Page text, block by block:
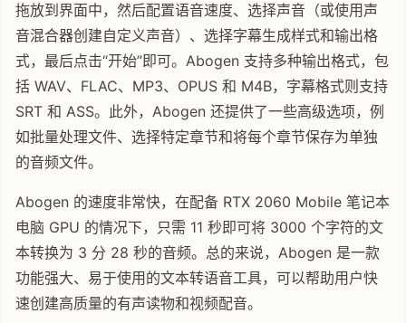
拖放到界面中，然后配置语音速度、选择声音（或使用声
音混合器创建自定义声音）、选择字幕生成样式和输出格
式，最后点击“开始”即可。Abogen 支持多种输出格式，包
括 WAV、FLAC、MP3、OPUS 和 M4B，字幕格式则支持
SRT 和 ASS。此外，Abogen 还提供了一些高级选项，例
如批量处理文件、选择特定章节和将每个章节保存为单独
的音频文件。
Abogen 的速度非常快，在配备 RTX 2060 Mobile 笔记本
电脑 GPU 的情况下，只需 11 秒即可将 3000 个字符的文
本转换为 3 分 28 秒的音频。总的来说，Abogen 是一款
功能强大、易于使用的文本转语音工具，可以帮助用户快
速创建高质量的有声读物和视频配音。